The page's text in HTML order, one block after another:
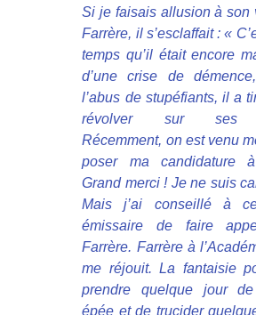
Si je faisais allusion à son
Farrère, il s’esclaffait : «
temps qu’il était encore
d’une crise de
l’abus de stupéfiants, il a
révolver sur ses
Récemment, on est venu
poser ma candidature à
Grand merci ! Je ne suis
Mais j’ai conseillé à
émissaire de faire
Farrère. Farrère à
me réjouit. La fantaisie
prendre quelque jour
épée et de trucider